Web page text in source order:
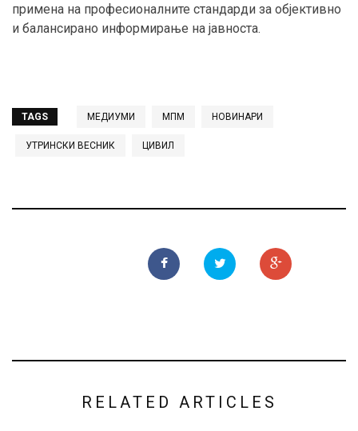
примена на професионалните стандарди за објективно
и балансирано информирање на јавноста.
TAGS МЕДИУМИ МПМ НОВИНАРИ
УТРИНСКИ ВЕСНИК ЦИВИЛ
RELATED ARTICLES